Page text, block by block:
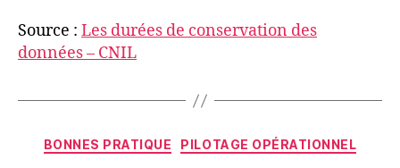
Source : Les durées de conservation des
données – CNIL
Catégories
BONNES PRATIQUE PILOTAGE OPÉRATIONNEL